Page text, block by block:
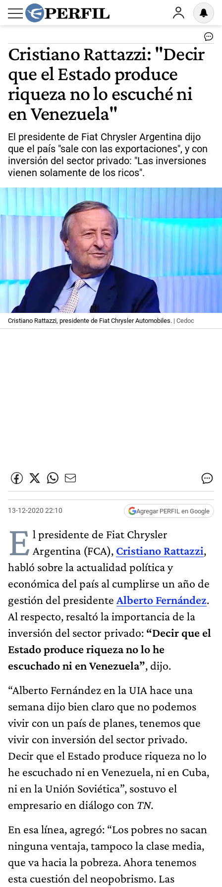
Cristiano Rattazzi: "Decir
que el Estado produce
riqueza no lo escuché ni
en Venezuela"
El presidente de Fiat Chrysler Argentina dijo
que el país "sale con las exportaciones", y con
inversión del sector privado: "Las inversiones
vienen solamente de los ricos".
Cristiano Rattazzi, presidente de Fiat Chrysler Automobiles. | Cedoc
13-12-2020 22:10 Agregar PERFIL en Google
E l presidente de Fiat Chrysler
Argentina (FCA), Cristiano Rattazzi,
habló sobre la actualidad política y
económica del país al cumplirse un año de
gestión del presidente Alberto Fernández.
Al respecto, resaltó la importancia de la
inversión del sector privado: “Decir que el
Estado produce riqueza no lo he
escuchado ni en Venezuela”, dijo.
“Alberto Fernández en la UIA hace una
semana dijo bien claro que no podemos
vivir con un país de planes, tenemos que
vivir con inversión del sector privado.
Decir que el Estado produce riqueza no lo
he escuchado ni en Venezuela, ni en Cuba,
ni en la Unión Soviética”, sostuvo el
empresario en diálogo con TN.
En esa línea, agregó: “Los pobres no sacan
ninguna ventaja, tampoco la clase media,
que va hacia la pobreza. Ahora tenemos
esta cuestión del neopobrismo. Las